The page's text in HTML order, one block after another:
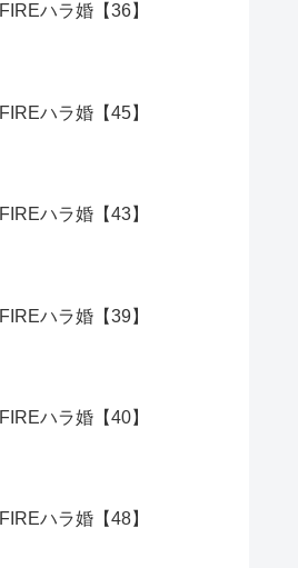
FIREハラ婚【36】
FIREハラ婚【45】
FIREハラ婚【43】
FIREハラ婚【39】
FIREハラ婚【40】
FIREハラ婚【48】